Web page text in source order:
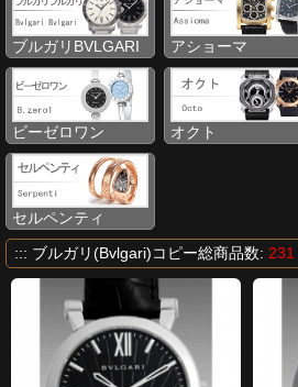
ブルガリBVLGARI アショーマ
ビーゼロワン オクト
セルペンティ
::: ブルガリ(Bvlgari)コピー総商品数: 231